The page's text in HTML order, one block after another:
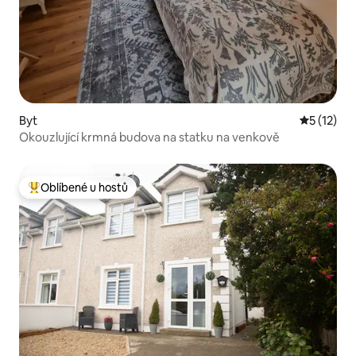
Byt
5 (12)
Okouzlující krmná budova na statku na venkově
Nejlepší v kategorii Oblíbené u hostů
Oblíbené u hostů